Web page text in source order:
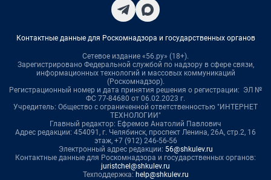
Контактные данные для Роскомнадзора и государственных органов
Сетевое издание «56.ру» (18+).
Зарегистрировано Федеральной службой по надзору в сфере связи,
информационных технологий и массовых коммуникаций
(Роскомнадзор).
Регистрационный номер и дата принятия решения о регистрации: ЭЛ №
ФС 77-84680 от 06.02.2023 г.
Учредитель: Общество с ограниченной ответственностью "ИНТЕРНЕТ
ТЕХНОЛОГИИ"
Главный редактор: Ефремов Анатолий Павлович
Адрес редакции: 454091, г. Челябинск, проспект Ленина, 26А, стр.2, 16
этаж, +7 (912) 246-56-56
Электронный адрес редакции: 56@shkulev.ru
Контактные данные для Роскомнадзора и государственных органов:
juristchel@shkulev.ru
Техподдержка: help@shkulev.ru